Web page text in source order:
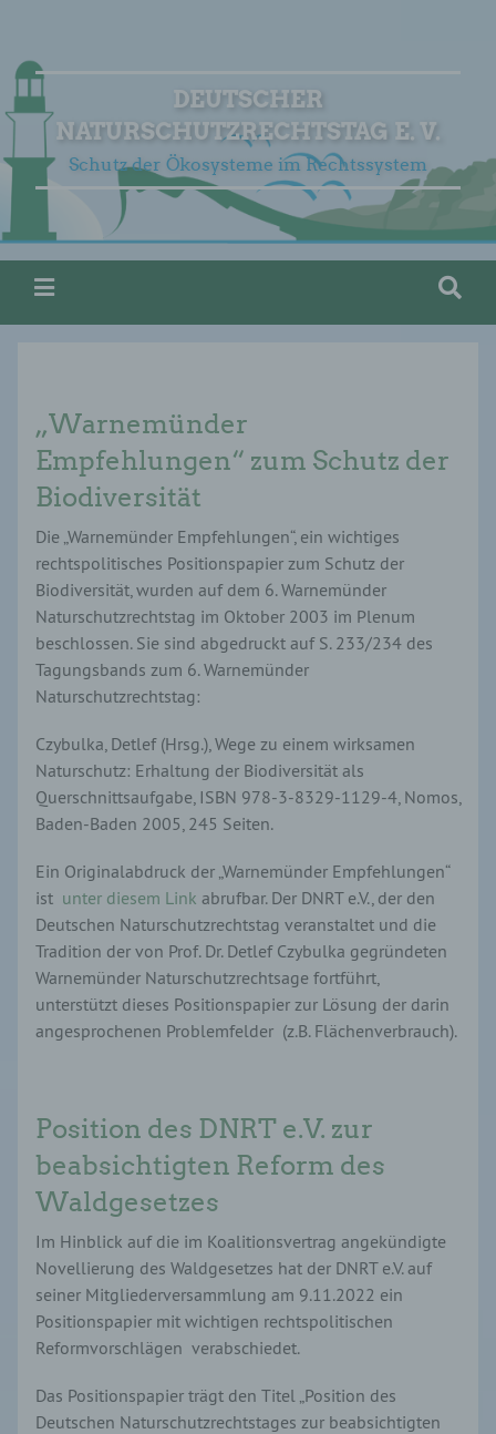
DEUTSCHER
NATURSCHUTZRECHTSTAG E. V.
Schutz der Ökosysteme im Rechtssystem
„Warnemünder
Empfehlungen“ zum Schutz der
Biodiversität
Die „Warnemünder Empfehlungen“, ein wichtiges
rechtspolitisches Positionspapier zum Schutz der
Biodiversität, wurden auf dem 6. Warnemünder
Naturschutzrechtstag im Oktober 2003 im Plenum
beschlossen. Sie sind abgedruckt auf S. 233/234 des
Tagungsbands zum 6. Warnemünder
Naturschutzrechtstag:
Czybulka, Detlef (Hrsg.), Wege zu einem wirksamen
Naturschutz: Erhaltung der Biodiversität als
Querschnittsaufgabe, ISBN 978-3-8329-1129-4, Nomos,
Baden-Baden 2005, 245 Seiten.
Ein Originalabdruck der „Warnemünder Empfehlungen“
ist unter diesem Link abrufbar. Der DNRT e.V., der den
Deutschen Naturschutzrechtstag veranstaltet und die
Tradition der von Prof. Dr. Detlef Czybulka gegründeten
Warnemünder Naturschutzrechtsage fortführt,
unterstützt dieses Positionspapier zur Lösung der darin
angesprochenen Problemfelder (z.B. Flächenverbrauch).
Position des DNRT e.V. zur
beabsichtigten Reform des
Waldgesetzes
Im Hinblick auf die im Koalitionsvertrag angekündigte
Novellierung des Waldgesetzes hat der DNRT e.V. auf
seiner Mitgliederversammlung am 9.11.2022 ein
Positionspapier mit wichtigen rechtspolitischen
Reformvorschlägen verabschiedet.
Das Positionspapier trägt den Titel „Position des
Deutschen Naturschutzrechtstages zur beabsichtigten